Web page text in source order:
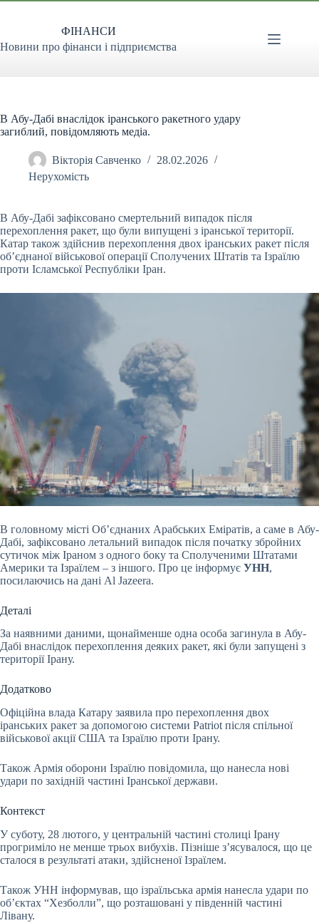
Перейти
ФІНАНСИ
Новини про фінанси і підприємства
В Абу-Дабі внаслідок іранського ракетного удару
загиблий, повідомляють медіа.
Вікторія Савченко
28.02.2026
Нерухомість
В Абу-Дабі зафіксовано смертельний випадок після
перехоплення ракет, що були випущені з іранської території.
Катар також здійснив перехоплення двох іранських ракет після
об’єднаної військової операції Сполучених Штатів та Ізраїлю
проти Ісламської Республіки Іран.
В головному місті Об’єднаних Арабських Еміратів, а саме в Абу-
Дабі, зафіксовано летальний випадок після початку збройних
сутичок між Іраном з одного боку та Сполученими Штатами
Америки та Ізраїлем – з іншого. Про це інформує УНН,
посилаючись на дані Al Jazeera.
Деталі
За наявними даними, щонайменше одна особа загинула в Абу-
Дабі внаслідок перехоплення деяких ракет, які були запущені з
території Ірану.
Додатково
Офіційна влада Катару заявила про перехоплення двох
іранських ракет за допомогою системи Patriot після спільної
військової акції США та Ізраїлю проти Ірану.
Також Армія оборони Ізраїлю повідомила, що нанесла нові
удари по західній частині Іранської держави.
Контекст
У суботу, 28 лютого, у центральній частині столиці Ірану
прогриміло не менше трьох вибухів. Пізніше з’ясувалося, що це
сталося в результаті атаки, здійсненої Ізраїлем.
Також УНН інформував, що ізраїльська армія нанесла удари по
об’єктах “Хезболли”, що розташовані у південній частині
Лівану.